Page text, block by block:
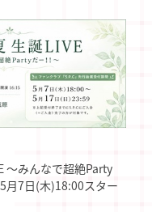
～みんなで超絶Party
月7日(木)18:00スター